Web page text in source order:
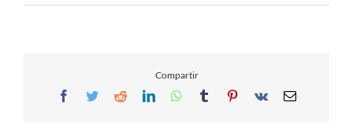
Compartir
Facebook
TwitterRedditLinkedInWhatsApp
TumblrPinterest
Vk Email